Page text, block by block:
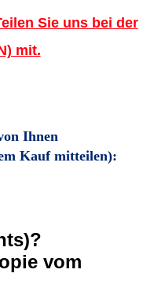
Sie uns bei der
mit.
Ihnen
Kauf mitteilen):
vom